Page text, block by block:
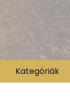
Kategóriák